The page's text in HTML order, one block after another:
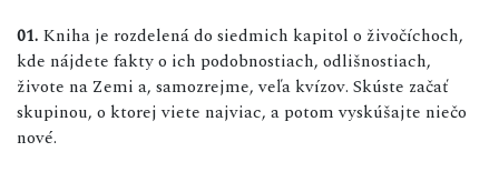
01. Kniha je rozdelená do siedmich kapitol o živočíchoch,
kde nájdete fakty o ich podobnostiach, odlišnostiach,
živote na Zemi a, samozrejme, veľa kvízov. Skúste začať
skupinou, o ktorej viete najviac, a potom vyskúšajte niečo
nové.